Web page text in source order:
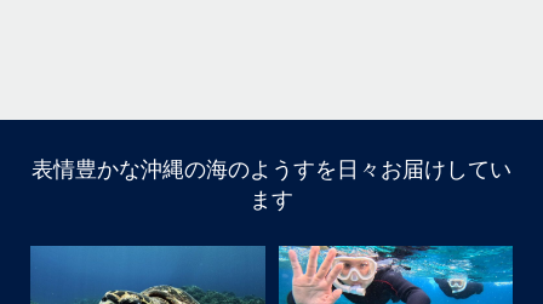
はいさい
アイランドメッセージです
最近は、連日クルーザーチャーターのご利用が続いていて
梅雨明け後のパーフェクトな海でバナナボートに船上
BBQ、シュノーケリングとお楽しみ頂いております
表情豊かな沖縄の海のようすを日々お届けしてい
ます